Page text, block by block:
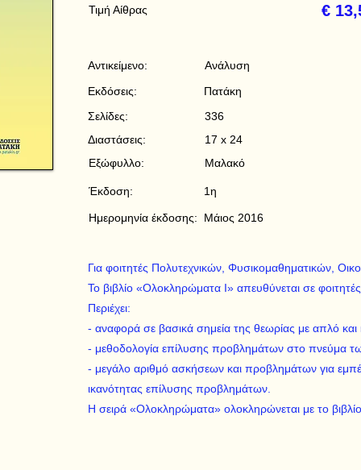
Τιμή Αίθρας €
Ανάλυση
Πατάκη
336
17 x 24
Μαλακό
1η
Μάιος 2016
Αντικείμενο:
Εκδόσεις:
Σελίδες:
Διαστάσεις:
Εξώφυλλο:
Έκδοση:
Ημερομηνία έκδοσης:
Για φοιτητές Πολυτεχνικών, Φυσικομαθηματικών,
Το βιβλίο «Ολοκληρώματα Ι» απευθύνεται σε
Περιέχει:
- αναφορά σε βασικά σημεία της θεωρίας με απλό
- μεθοδολογία επίλυσης προβλημάτων στο πνεύμα
- μεγάλο αριθμό ασκήσεων και προβλημάτων για
ικανότητας επίλυσης προβλημάτων.
Η σειρά «Ολοκληρώματα» ολοκληρώνεται με το